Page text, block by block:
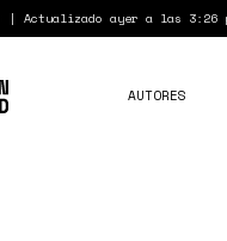
Actualizado ayer a las 3:26
AUTORES